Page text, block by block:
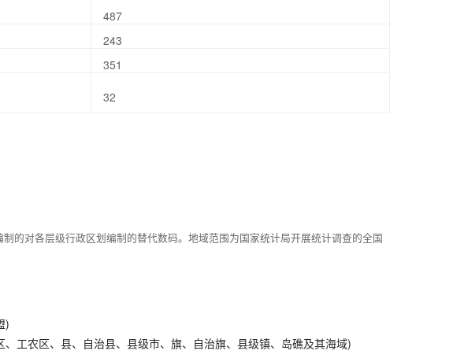
487
243
351
32
的对各层级行政区划编制的替代数码。地域范围为国家统计局开展统计调查的全国
)
工农区、县、自治县、县级市、旗、自治旗、县级镇、岛礁及其海域)